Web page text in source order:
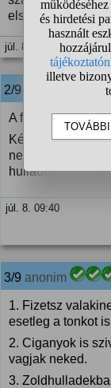
elszáradna,
júl. 8. 09:12
2/9
A fenyő gyantaja
Kérdezz körbe
nekik faanyagnak
hulladékot is
júl. 8. 09:40
3/9 anonim
1. Fizetsz
esetleg a tonkot
2. Ciganyok is
vagjak neked.
3.